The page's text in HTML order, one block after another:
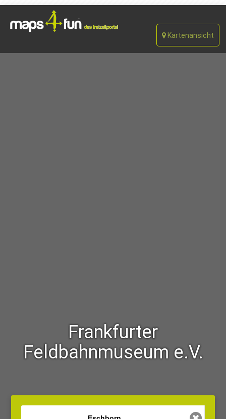
Kartenansicht
Frankfurter
Feldbahnmuseum e.V.